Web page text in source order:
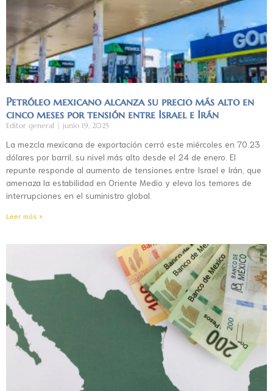
Petróleo mexicano alcanza su precio más alto en
cinco meses por tensión entre Israel e Irán
Editor general junio 19, 2025
La mezcla mexicana de exportación cerró este miércoles en 70.23
dólares por barril, su nivel más alto desde el 24 de enero. El
repunte responde al aumento de tensiones entre Israel e Irán, que
amenaza la estabilidad en Oriente Medio y eleva los temores de
interrupciones en el suministro global.
Leer más »